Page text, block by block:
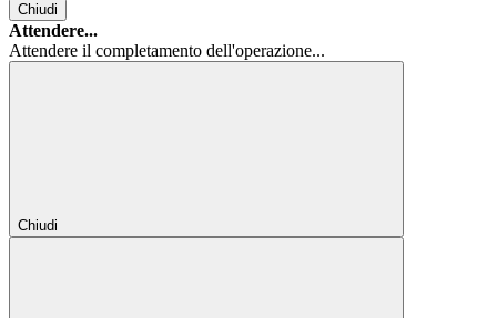
Chiudi
Attendere...
Attendere il completamento dell'operazione...
Chiudi